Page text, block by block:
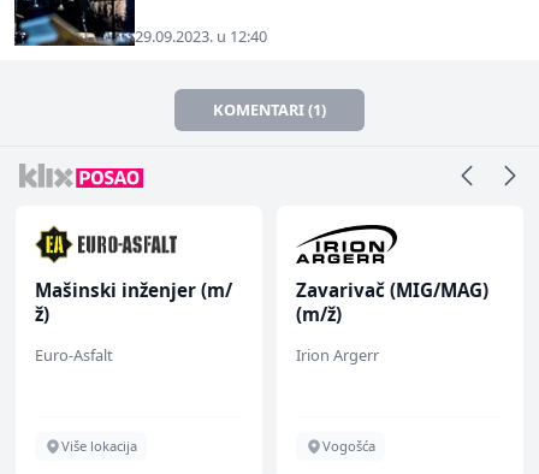
29.09.2023. u 12:40
KOMENTARI (1)
Mašinski inženjer (m/
ž)
Euro-Asfalt
Više lokacija
Zavarivač (MIG/MAG)
(m/ž)
Irion Argerr
Vogošća